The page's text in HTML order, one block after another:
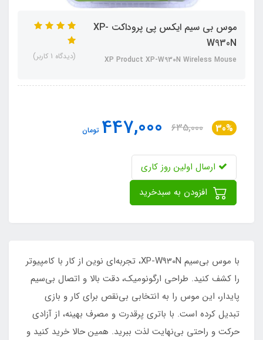
موس بی سیم ایکس پی پروداکت XP-
W930N
XP Product XP-W930N Wireless Mouse (دیدگاه 1 کاربر)
30%
635,000
447,000 تومان
ارسال اولین روز کاری
با موس بی‌سیم XP-W930N، تجربه‌ای نوین از کار با کامپیوتر
را کشف کنید. طراحی ارگونومیک، دقت بالا و اتصال بی‌سیم
پایدار، این موس را به انتخابی بی‌نقص برای کار و بازی
تبدیل کرده است. با باتری پرقدرت و مصرف بهینه، از آزادی
حرکت و راحتی بی‌نهایت لذت ببرید. همین حالا خرید کنید و